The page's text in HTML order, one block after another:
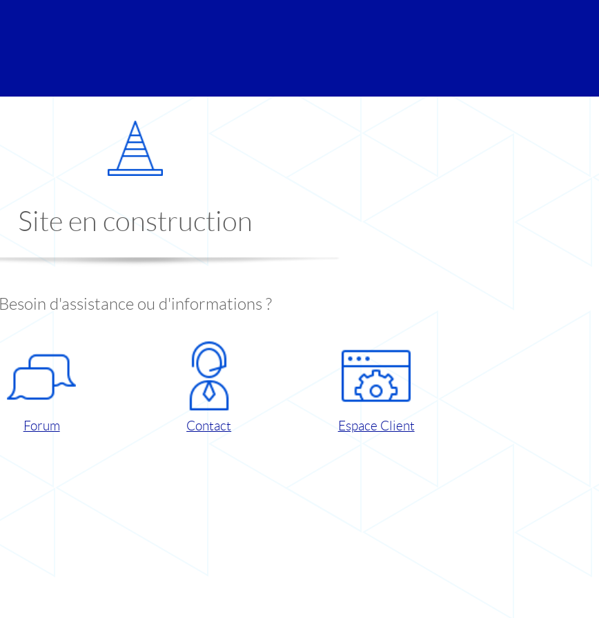
Site en construction
Besoin d'assistance ou d'informations ?
Forum Contact Espace Client